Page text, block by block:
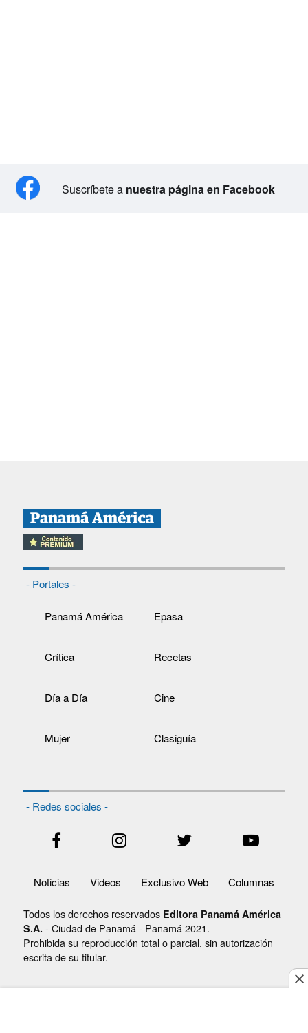
Suscríbete a nuestra página en Facebook
- Portales -
Panamá América Epasa
Crítica Recetas
Día a Día Cine
Mujer Clasiguía
- Redes sociales -
Noticias Videos Exclusivo Web Columnas
Todos los derechos reservados Editora Panamá América
S.A. - Ciudad de Panamá - Panamá 2021.
Prohibida su reproducción total o parcial, sin autorización
escrita de su titular.